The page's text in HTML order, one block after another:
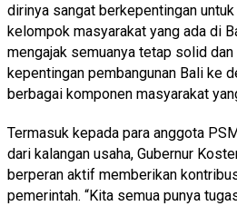
dirinya sangat berkepentingan
kelompok masyarakat yang ada di
mengajak semuanya tetap solid
kepentingan pembangunan Bali ke
berbagai komponen masyarakat
Termasuk kepada para anggota
dari kalangan usaha, Gubernur
berperan aktif memberikan
pemerintah. “Kita semua punya